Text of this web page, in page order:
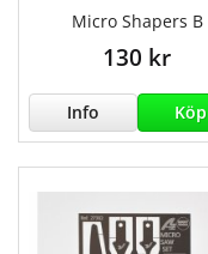
Micro Shapers B
130 kr
Info Köp